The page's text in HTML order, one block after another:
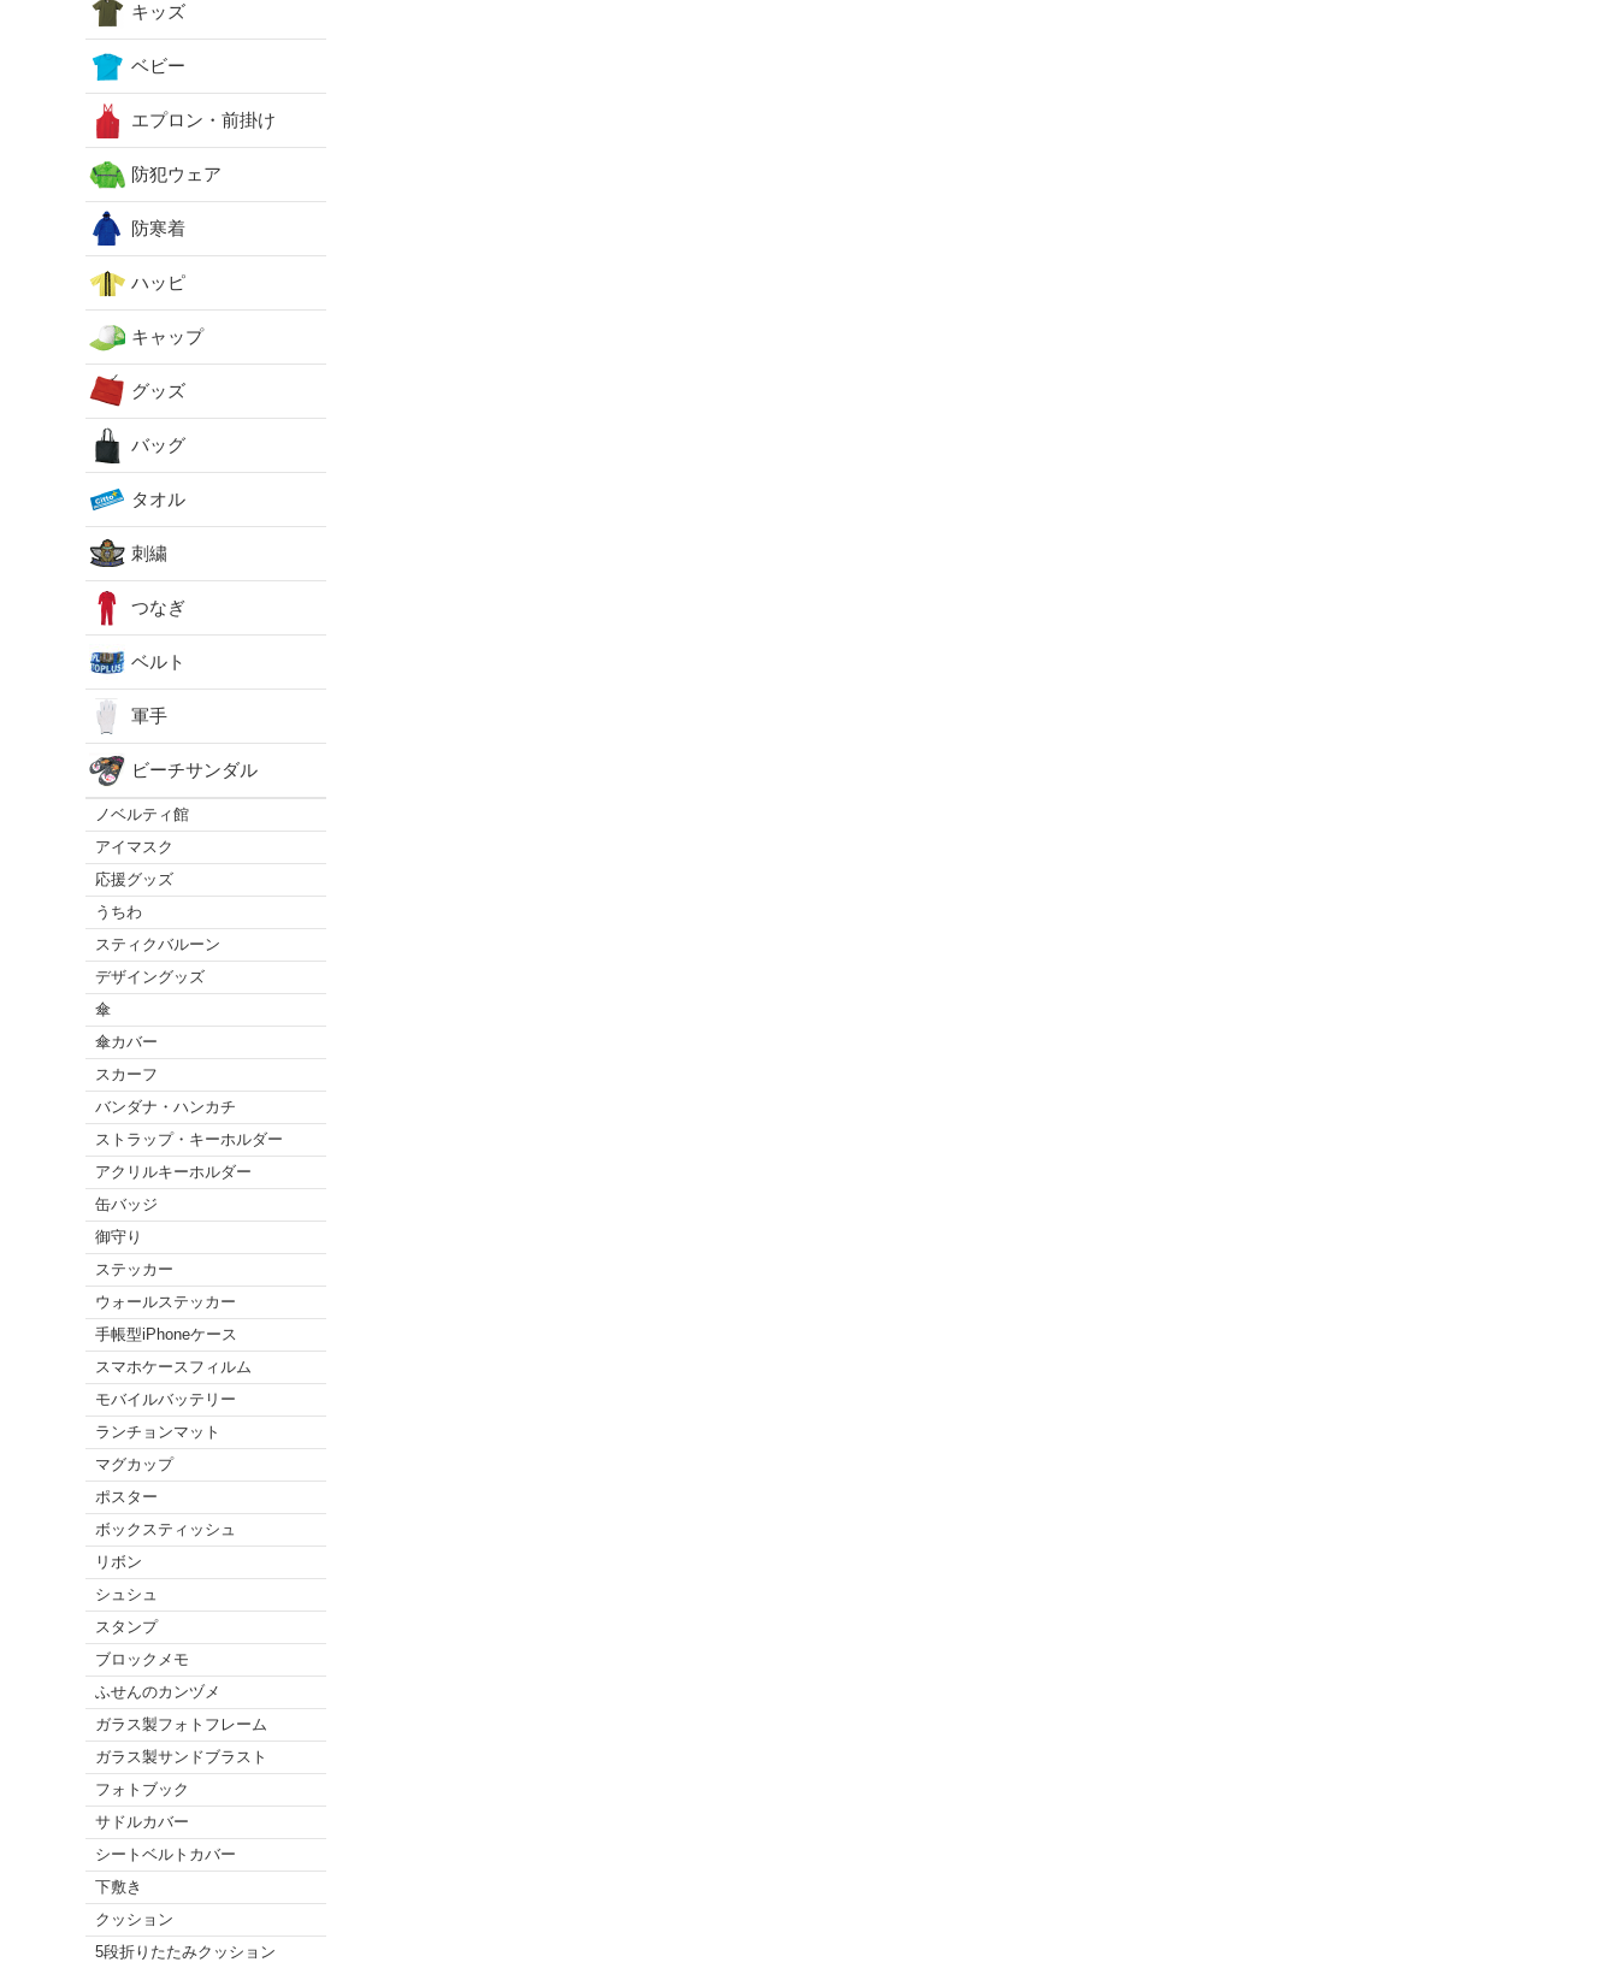
キッズ
ベビー
エプロン・前掛け
防犯ウェア
防寒着
ハッピ
キャップ
グッズ
バッグ
タオル
刺繍
つなぎ
ベルト
軍手
ビーチサンダル
ノベルティ館
アイマスク
応援グッズ
うちわ
スティクバルーン
デザイングッズ
傘
傘カバー
スカーフ
バンダナ・ハンカチ
ストラップ・キーホルダー
アクリルキーホルダー
缶バッジ
御守り
ステッカー
ウォールステッカー
手帳型iPhoneケース
スマホケースフィルム
モバイルバッテリー
ランチョンマット
マグカップ
ポスター
ボックスティッシュ
リボン
シュシュ
スタンプ
ブロックメモ
ふせんのカンヅメ
ガラス製フォトフレーム
ガラス製サンドブラスト
フォトブック
サドルカバー
シートベルトカバー
下敷き
クッション
5段折りたたみクッション